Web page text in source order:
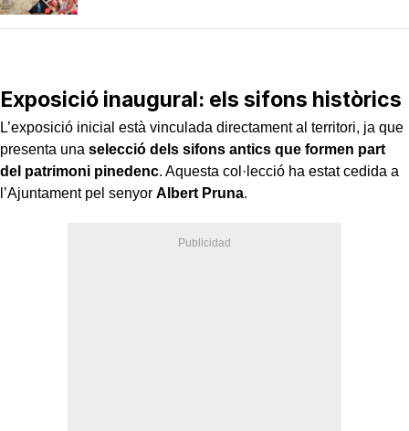
Exposició inaugural: els sifons històrics
L’exposició inicial està vinculada directament al territori, ja que
presenta una selecció dels sifons antics que formen part
del patrimoni pinedenc. Aquesta col·lecció ha estat cedida a
l’Ajuntament pel senyor Albert Pruna.